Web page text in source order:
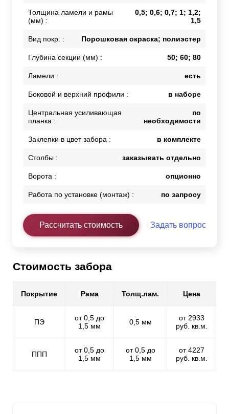
Толщина ламели и рамы
(мм) :
0,5; 0,6; 0,7; 1; 1,2;
1,5
Вид покр. : Порошковая окраска; полиэстер
Глубина секции (мм) : 50; 60; 80
Ламели : есть
Боковой и верхний профили : в наборе
Центральная усиливающая
планка :
по
необходимости
Заклепки в цвет забора : в комплекте
Столбы : заказывать отдельно
Ворота : опционно
Работа по установке (монтаж) : по запросу
Рассчитать стоимость Задать вопрос
Стоимость забора
Покрытие Рама Толщ.лам. Цена
ПЭ
от 0,5 до
1,5 мм
0,5 мм
от 2933
руб. кв.м.
ППП
от 0,5 до
1,5 мм
от 0,5 до
1,5 мм
от 4227
руб. кв.м.